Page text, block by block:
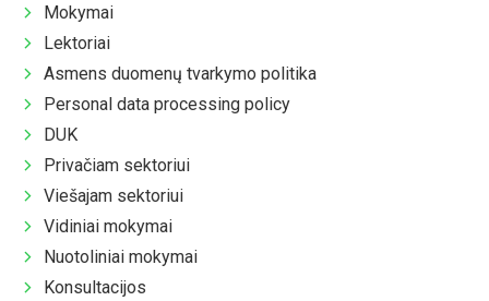
Mokymai
Lektoriai
Asmens duomenų tvarkymo politika
Personal data processing policy
DUK
Privačiam sektoriui
Viešajam sektoriui
Vidiniai mokymai
Nuotoliniai mokymai
Konsultacijos